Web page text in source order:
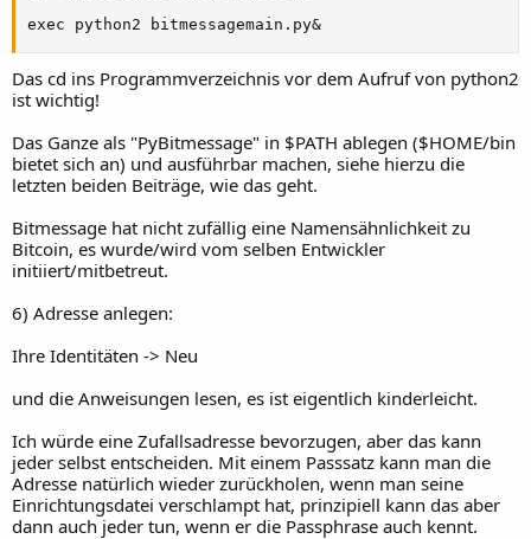
exec python2 bitmessagemain.py&
Das cd ins Programmverzeichnis vor dem Aufruf von python2
ist wichtig!
Das Ganze als "PyBitmessage" in $PATH ablegen ($HOME/bin
bietet sich an) und ausführbar machen, siehe hierzu die
letzten beiden Beiträge, wie das geht.
Bitmessage hat nicht zufällig eine Namensähnlichkeit zu
Bitcoin, es wurde/wird vom selben Entwickler
initiiert/mitbetreut.
6) Adresse anlegen:
Ihre Identitäten -> Neu
und die Anweisungen lesen, es ist eigentlich kinderleicht.
Ich würde eine Zufallsadresse bevorzugen, aber das kann
jeder selbst entscheiden. Mit einem Passsatz kann man die
Adresse natürlich wieder zurückholen, wenn man seine
Einrichtungsdatei verschlampt hat, prinzipiell kann das aber
dann auch jeder tun, wenn er die Passphrase auch kennt.